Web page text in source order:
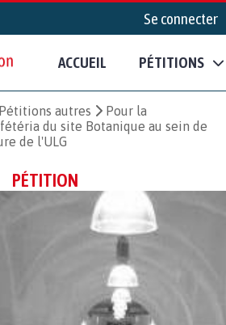
Se connecter
ACCUEIL PÉTITIONS
Pétitions autres
Pour la
du site Botanique au sein de
de l'ULG
PÉTITION